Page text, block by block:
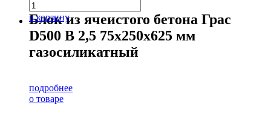
в корзину
Блок из ячеистого бетона Грас
D500 В 2,5 75х250х625 мм
газосиликатный
подробнее
о товаре